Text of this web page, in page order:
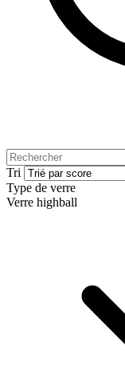
Tri
Type de verre
Verre highball